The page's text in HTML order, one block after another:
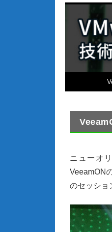
ニューオ
VeeamON
のセッショ